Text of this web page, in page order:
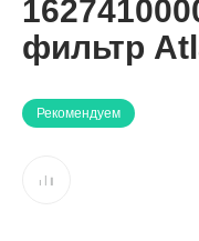
фильтр
Рекомендуем